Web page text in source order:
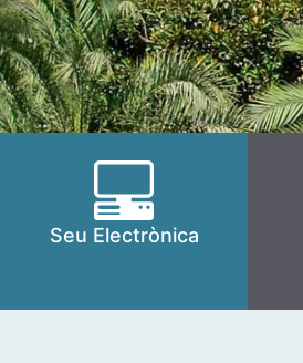
Seu Electrònica